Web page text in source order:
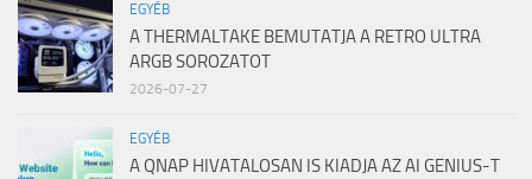
EGYÉB
A THERMALTAKE BEMUTATJA A RETRO ULTRA
ARGB SOROZATOT
2026-07-27
EGYÉB
A QNAP HIVATALOSAN IS KIADJA AZ AI GENIUS-T